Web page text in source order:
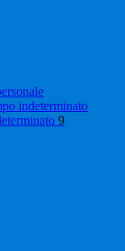
indeterminato
9